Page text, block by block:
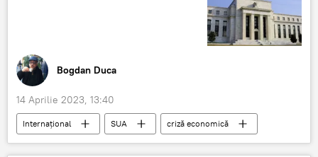
Bogdan Duca
14 Aprilie 2023, 13:40
Internațional SUA criză economică